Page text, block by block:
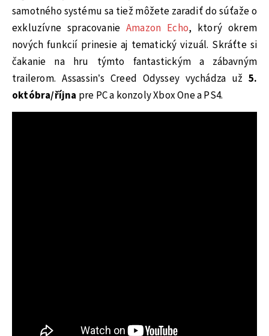
samotného systému sa tiež môžete zaradiť do súťaže o
exkluzívne spracovanieAmazon Echo, ktorý okrem
nových funkcií prinesie aj tematický vizuál. Skráťte si
čakanie na hru týmto fantastickým a zábavným
trailerom. Assassin’s Creed Odyssey vychádza už 5.
októbra/října pre PC a konzoly Xbox One a PS4.